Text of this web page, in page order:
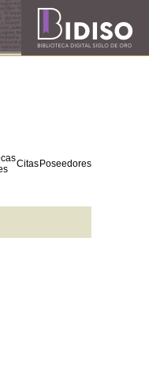
Citas Poseedores